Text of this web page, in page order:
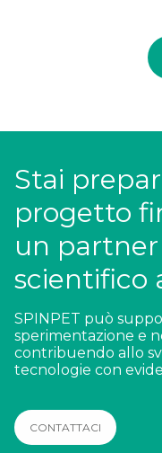
Stai
progetto
un
scientifico
SPINPET può
sperimentazione e
contribuendo allo
tecnologie con
CONTATTACI